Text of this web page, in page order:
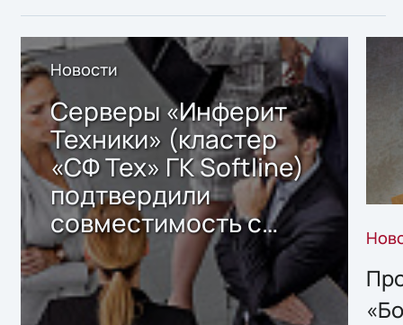
Новости
Серверы «Инферит
Техники» (кластер
«СФ Тех» ГК Softline)
подтвердили
совместимость с
решением Sharx
Storage 2.x для
хранения данных